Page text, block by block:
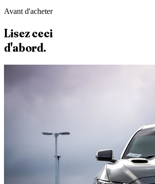
Avant d'acheter
Lisez ceci
d'abord.